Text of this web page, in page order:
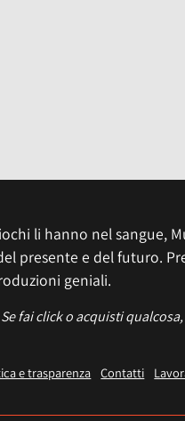
li hanno nel sangue,
e del futuro.
geniali.
fai click o acquisti
e trasparenza Contatti